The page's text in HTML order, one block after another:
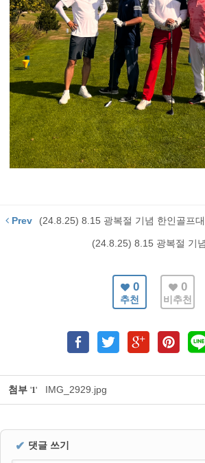
Prev (24.8.25) 8.15 광복절 기념 한인골프
(24.8.25) 8.15 광복절 기
0
추천
0
비추천
첨부 '1' IMG_2929.jpg
✔ 댓글 쓰기